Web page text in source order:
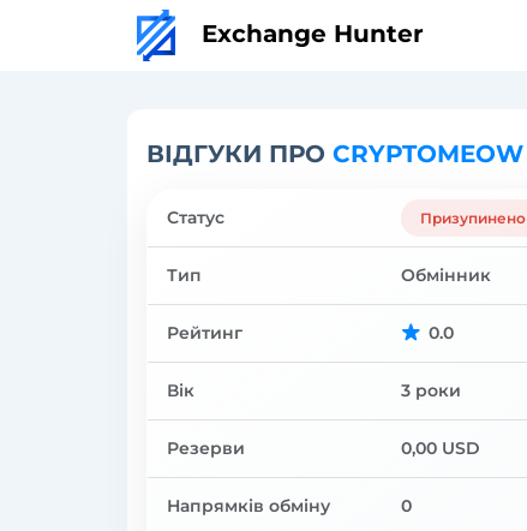
Exchange Hunter
ВІДГУКИ ПРО CRYPTOMEOW
Статус Призупинено
Тип Обмінник
Рейтинг 0.0
Вік 3 роки
Резерви 0,00 USD
Напрямків обміну 0